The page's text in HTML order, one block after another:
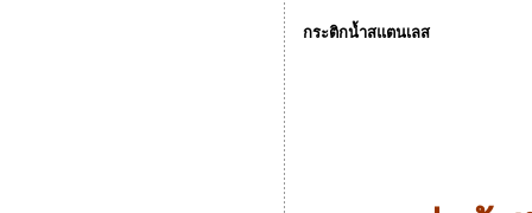
กระติกน้ำสแตนเลส